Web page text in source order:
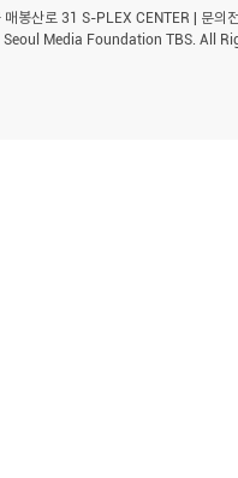
매봉산로 31 S-PLEX CENTER | 문
Media Foundation TBS. All